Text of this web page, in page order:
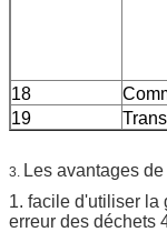
18
19
3. Les avantages
1. facile d'utiliser la
erreur des déchets